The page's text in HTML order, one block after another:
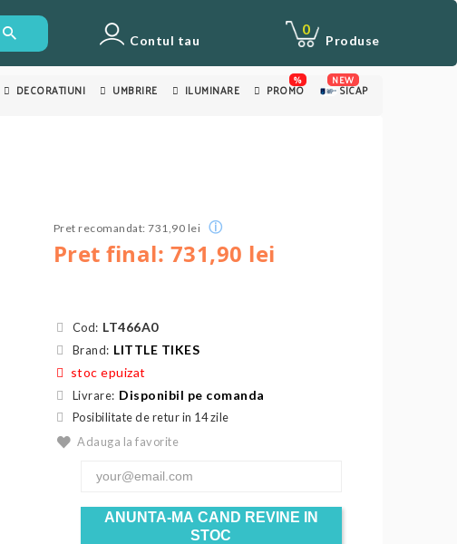
Contul tau Produse
0
DECORATIUNI UMBRIRE ILUMINARE PROMO
%
SICAP
NEW
Pret final: 731,90 lei
Pret recomandat: 731,90 lei ⓘ
Cod: LT466A0
Brand: LITTLE TIKES
stoc epuizat
Livrare: Disponibil pe comanda
Posibilitate de retur in 14 zile
Adauga la favorite
ANUNTA-MA CAND REVINE IN
STOC